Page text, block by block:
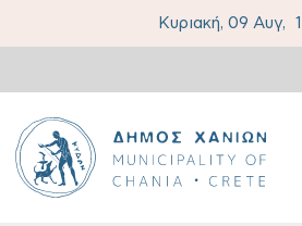
Κυριακή, 09 Αυγ,